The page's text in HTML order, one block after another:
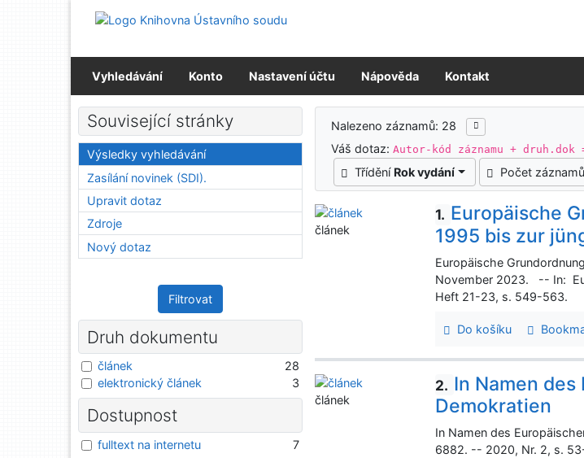
Přejít na menu
Vyhledávání Konto Nastavení účtu Nápověda Kontakt
Výsledky vyhledávání
Nalezeno záznamů: 28
Váš dotaz:Autor-kód záznamu + druh.dok
Třídění Rok vydání Počet záznamů
1. Europäische
1995 bis zur
Europäische
November 2023. -- In:
Heft 21-23, s. 549-563.
Do košíku
článek
2. In Namen
Demokratien
In Namen des
6882. -- 2020, Nr. 2, s.
článek
Související stránky
Výsledky vyhledávání
Zasílání novinek (SDI).
Upravit dotaz
Zdroje
Nový dotaz
Filtrovat
Druh dokumentu
článek
28
elektronický článek
3
Dostupnost
fulltext na internetu 7